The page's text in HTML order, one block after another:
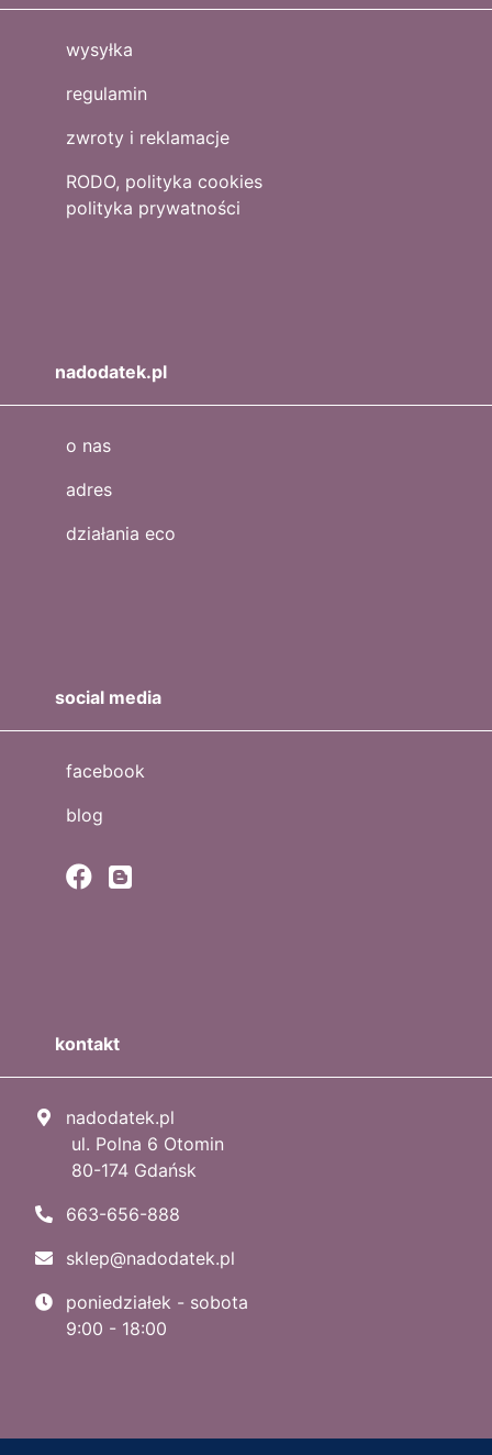
wysyłka
regulamin
zwroty i reklamacje
RODO, polityka cookies
polityka prywatności
nadodatek.pl
o nas
adres
działania eco
social media
facebook
blog
kontakt
nadodatek.pl
ul. Polna 6 Otomin
80-174 Gdańsk
663-656-888
sklep@nadodatek.pl
poniedziałek - sobota
9:00 - 18:00